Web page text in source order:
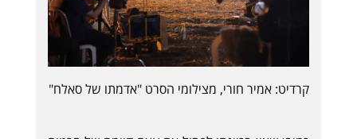
קרדיט: אמיר חורי, מצילומי הסרט "אדמתו של סאלח"